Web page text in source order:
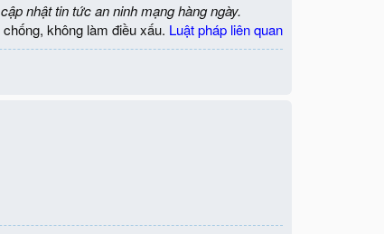
nhật tin tức an ninh mạng hàng ngày.
không làm điều xấu. Luật pháp liên quan